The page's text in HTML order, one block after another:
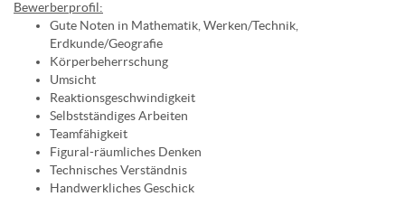
Bewerberprofil:
Gute Noten in Mathematik, Werken/Technik,
Erdkunde/Geografie
Körperbeherrschung
Umsicht
Reaktionsgeschwindigkeit
Selbstständiges Arbeiten
Teamfähigkeit
Figural-räumliches Denken
Technisches Verständnis
Handwerkliches Geschick